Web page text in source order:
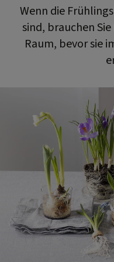
Wenn die
sind, brauchen
Raum, bevor sie